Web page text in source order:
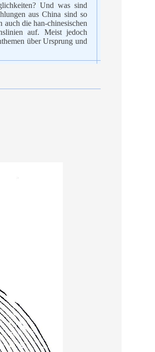
Und was sind
aus China sind so
die han-chinesischen
auf. Meist jedoch
über Ursprung und